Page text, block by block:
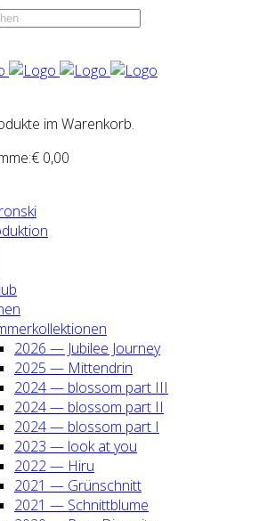
im Warenkorb.
€ 0,00
2026 — Jubi­lee Jour­ney
2025 — Mit­ten­drin
2024 — blos­som part III
2024 — blos­som part II
2024 — blos­som part I
2023 — look at you
2022 — Hiru
2021 — Grün­schnitt
2021 — Schnitt­blu­me